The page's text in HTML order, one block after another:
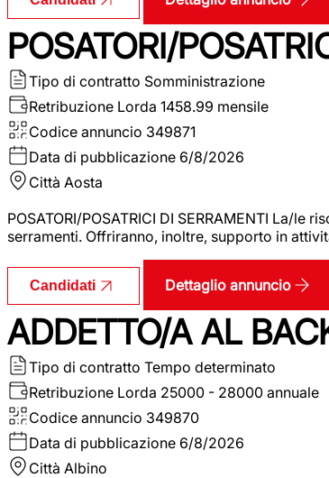
POSATORI/
Tipo di contratto Somministrazione
Retribuzione Lorda 1458.99 mensile
Codice annuncio 349871
Data di pubblicazione 6/8/2026
Città Aosta
POSATORI/POSATRICI DI SERRAMENTI La/
serramenti. Offriranno, inoltre, supporto in
Candidati Dettaglio annuncio
ADDETTO/A AL
Tipo di contratto Tempo determinato
Retribuzione Lorda 25000 - 28000 annuale
Codice annuncio 349870
Data di pubblicazione 6/8/2026
Città Albino